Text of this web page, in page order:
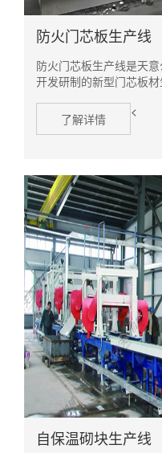
防火门芯板生产线
防火门芯板生产线是天
开发研制的新型门芯板
统、料浆输送系统、数
等。...
了解详情 <
自保温砌块生产线